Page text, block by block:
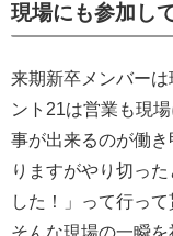
現場にも参加し
来期新卒メンバー
ント21は営業も現
事が出来るのが働
りますがやり切っ
した！」って行っ